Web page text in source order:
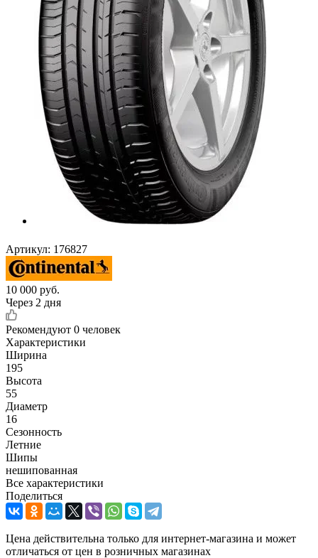
Артикул: 176827
10 000 руб.
Через 2 дня
Рекомендуют 0 человек
Характеристики
Ширина
195
Высота
55
Диаметр
16
Сезонность
Летние
Шипы
нешипованная
Все характеристики
Поделиться
Цена действительна только для интернет-магазина и может
отличаться от цен в розничных магазинах